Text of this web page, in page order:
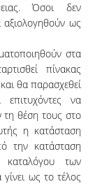
Όσοι δεν
αξιολογηθούν ως
στα
πίνακας
θα παρασχεθεί
επιτυχόντες να
θέση τους στο
η κατάσταση
την κατάσταση
καταλόγου των
ως το τέλος